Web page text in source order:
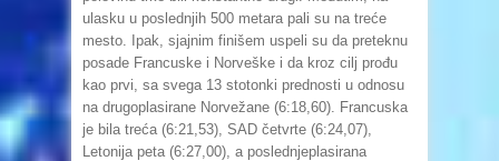
ulasku u poslednjih 500 metara pali su na treće
mesto. Ipak, sjajnim finišem uspeli su da preteknu
posade Francuske i Norveške i da kroz cilj prođu
kao prvi, sa svega 13 stotonki prednosti u odnosu
na drugoplasirane Norvežane (6:18,60). Francuska
je bila treća (6:21,53), SAD četvrte (6:24,07),
Letonija peta (6:27,00), a poslednjeplasirana